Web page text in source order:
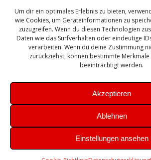
Um dir ein optimales Erlebnis zu bieten,
wie Cookies, um Geräteinformationen zu
zuzugreifen. Wenn du diesen Technologien
Daten wie das Surfverhalten oder eindeutige
verarbeiten. Wenn du deine Zustimmung
zurückziehst, können bestimmte
beeinträchtigt werden.
Akzeptieren
Ablehnen
Einstellungen ansehen
Sanierung SBS Security Server
Sicherung SIEM Sophos
Update Upgrade UTM VCenter
VMWare VPN WAZUH
Zertifikat
Theme